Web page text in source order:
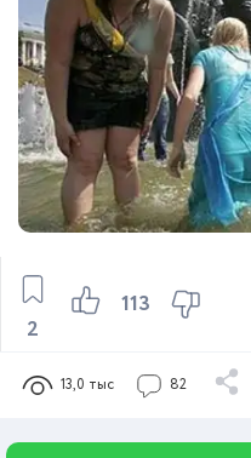
113
2
13,0 тыс 82